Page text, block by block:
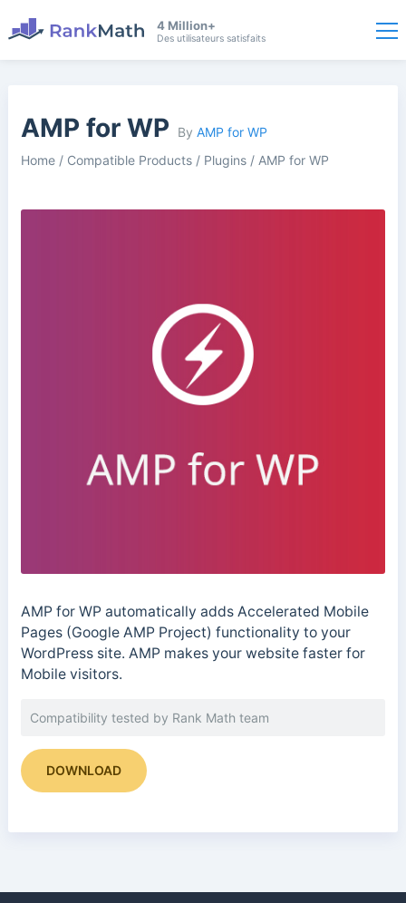
4 Million+
Des utilisateurs satisfaits
AMP for WP By AMP for WP
Home/ Compatible Products/ Plugins/ AMP for WP
AMP for WP automatically adds Accelerated Mobile
Pages (Google AMP Project) functionality to your
WordPress site. AMP makes your website faster for
Mobile visitors.
Compatibility tested by Rank Math team
DOWNLOAD